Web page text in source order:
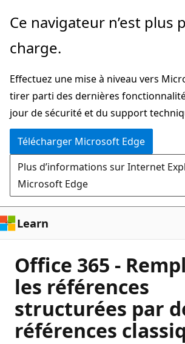
Passer
directement
au
principal
Ce navigateur n’est plus
charge.
Effectuez une mise à niveau vers
tirer parti des dernières
jour de sécurité et du support
Télécharger Microsoft Edge
Plus d’informations sur Internet
Microsoft Edge
Learn
Office 365 -
les références
structurées par
références